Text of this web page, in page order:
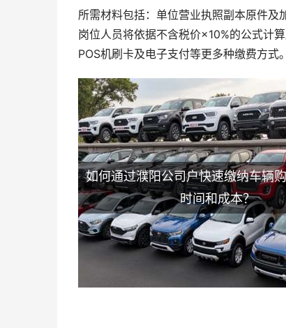
所需材料包括：单位营业执照副本原件
岗位人员将依据不含税价×10%的公式计
POS机刷卡及电子支付等更多种缴费方式。
如何通过濮阳公司户快速缴纳车辆
时间和成本？